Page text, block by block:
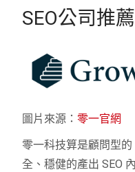
SEO公司推
圖片來源： 零一官網
零一科技算是顧問型
全、穩健的產出 SEO